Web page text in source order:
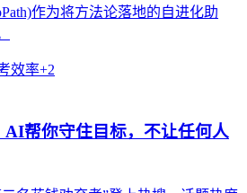
作为将方法论落地的自进化助
效率+2
帮你守住目标，不让任何人